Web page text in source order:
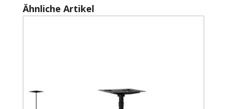
Produktgalerie überspringen
Ähnliche Artikel